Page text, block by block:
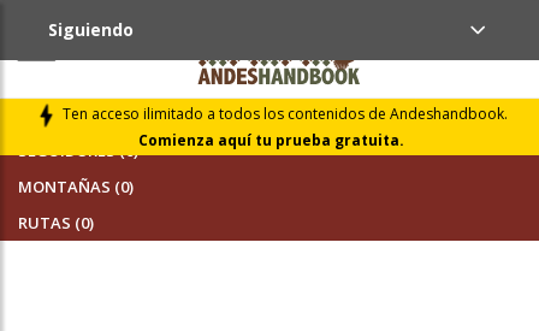
Ten acceso ilimitado a todos los contenidos de Andeshandbook.
Comienza aquí tu prueba gratuita.
Siguiendo
SEGUIDORES (0)
MONTAÑAS (0)
RUTAS (0)